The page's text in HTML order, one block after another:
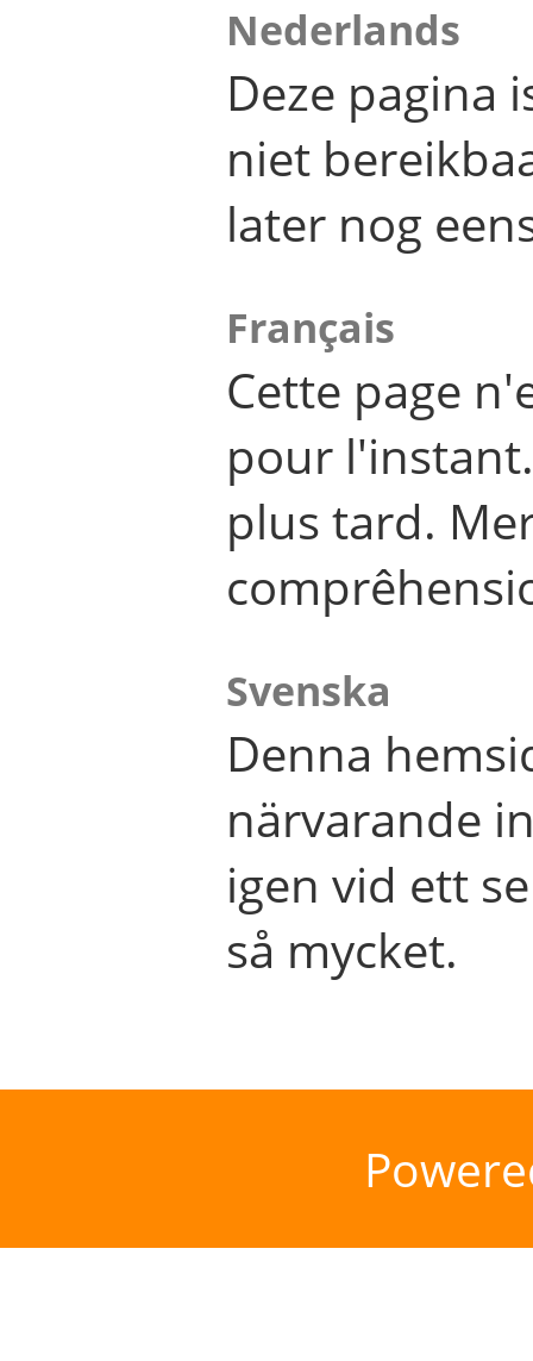
Nederlands
Deze pagina
niet
later nog
Français
Cette page
pour
plus tard.
Svenska
Denna
närvarande
igen vid ett
så mycket.